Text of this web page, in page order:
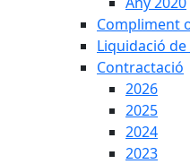
Compliment
Liquidació
Contractació
2026
2025
2024
2023